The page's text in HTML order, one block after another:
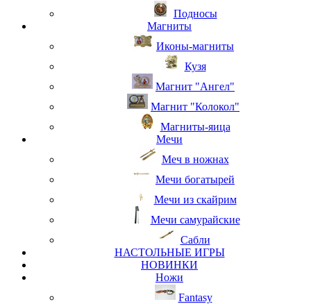
Подносы
Магниты
Иконы-магниты
Кузя
Магнит "Ангел"
Магнит "Колокол"
Магниты-яица
Мечи
Меч в ножнах
Мечи богатырей
Мечи из скайрим
Мечи самурайские
Сабли
НАСТОЛЬНЫЕ ИГРЫ
НОВИНКИ
Ножи
Fantasy